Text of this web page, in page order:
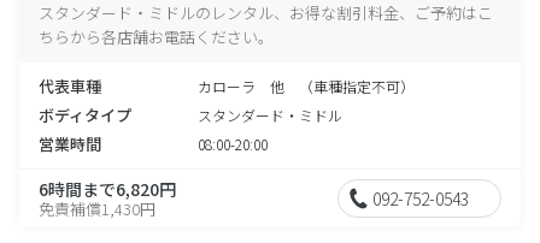
スタンダード・ミドルのレンタル、お得な割引料金、ご予約はこ
ちらから各店舗お電話ください。
代表車種 カローラ 他 （車種指定不可）
ボディタイプ スタンダード・ミドル
営業時間 08:00-20:00
6時間まで6,820円
免責補償1,430円 092-752-0543